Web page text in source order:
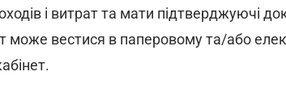
і витрат та мати підтверджуючі
може вестися в паперовому та/або